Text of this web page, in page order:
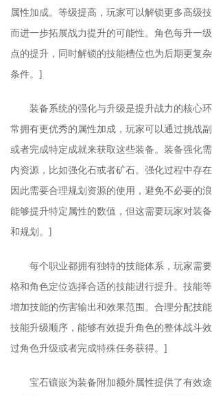
属性加成。等级提高，玩家可以解锁更多高级
而进一步拓展战力提升的可能性。角色每升一
点的提升，同时解锁的技能槽位也为后期更复
条件。]
装备系统的强化与升级是提升战力的核心
常拥有更优秀的属性加成，玩家可以通过挑战
或者完成特定成就来获取这些装备。装备强化
内资源，比如强化石或者矿石。强化过程中存
因此需要合理规划资源的使用，避免不必要的
能够提升特定属性的数值，但这需要玩家对装
和规划。]
每个职业都拥有独特的技能体系，玩家需
格和角色定位选择合适的技能进行提升。技能
增加技能的伤害输出和效果范围。合理分配技
技能升级顺序，能够有效提升角色的整体战斗
过角色升级或者完成特殊任务获得。]
宝石镶嵌为装备附加额外属性提供了有效